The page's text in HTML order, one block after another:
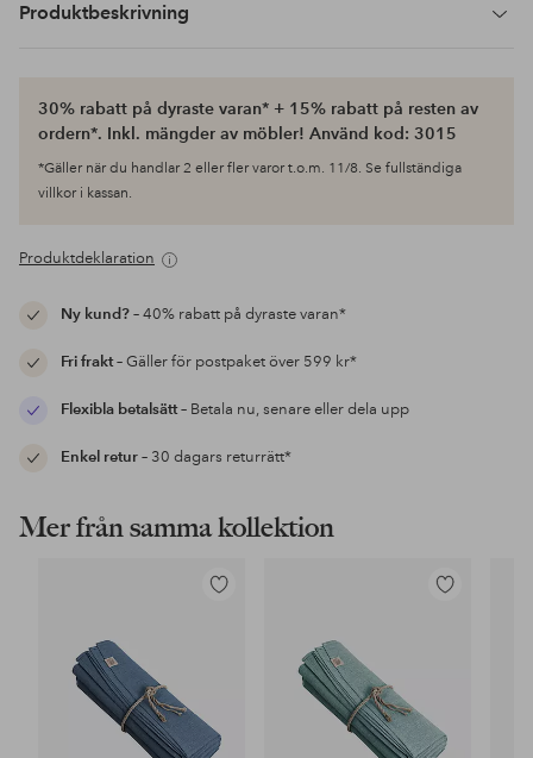
Produktbeskrivning
30% rabatt på dyraste varan* + 15% rabatt på resten av
ordern*. Inkl. mängder av möbler! Använd kod: 3015
*Gäller när du handlar 2 eller fler varor t.o.m. 11/8. Se fullständiga
villkor i kassan.
Produktdeklaration
Ny kund?– 40% rabatt på dyraste varan*
Fri frakt– Gäller för postpaket över 599 kr*
Flexibla betalsätt– Betala nu, senare eller dela upp
Enkel retur– 30 dagars returrätt*
Mer från samma kollektion
Lägg
Lägg